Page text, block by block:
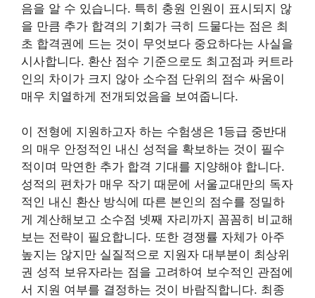
음을 알 수 있습니다. 특히 충원 인원이 표시되지 않
을 만큼 추가 합격의 기회가 극히 드물다는 점은 최
초 합격권에 드는 것이 무엇보다 중요하다는 사실을
시사합니다. 환산 점수 기준으로도 최고점과 커트라
인의 차이가 크지 않아 소수점 단위의 점수 싸움이
매우 치열하게 전개되었음을 보여줍니다.
이 전형에 지원하고자 하는 수험생은 1등급 중반대
의 매우 안정적인 내신 성적을 확보하는 것이 필수
적이며 막연한 추가 합격 기대를 지양해야 합니다.
성적의 편차가 매우 작기 때문에 서울교대만의 독자
적인 내신 환산 방식에 따른 본인의 점수를 정밀하
게 계산해보고 소수점 넷째 자리까지 꼼꼼히 비교해
보는 전략이 필요합니다. 또한 경쟁률 자체가 아주
높지는 않지만 실질적으로 지원자 대부분이 최상위
권 성적 보유자라는 점을 고려하여 보수적인 관점에
서 지원 여부를 결정하는 것이 바람직합니다. 최종